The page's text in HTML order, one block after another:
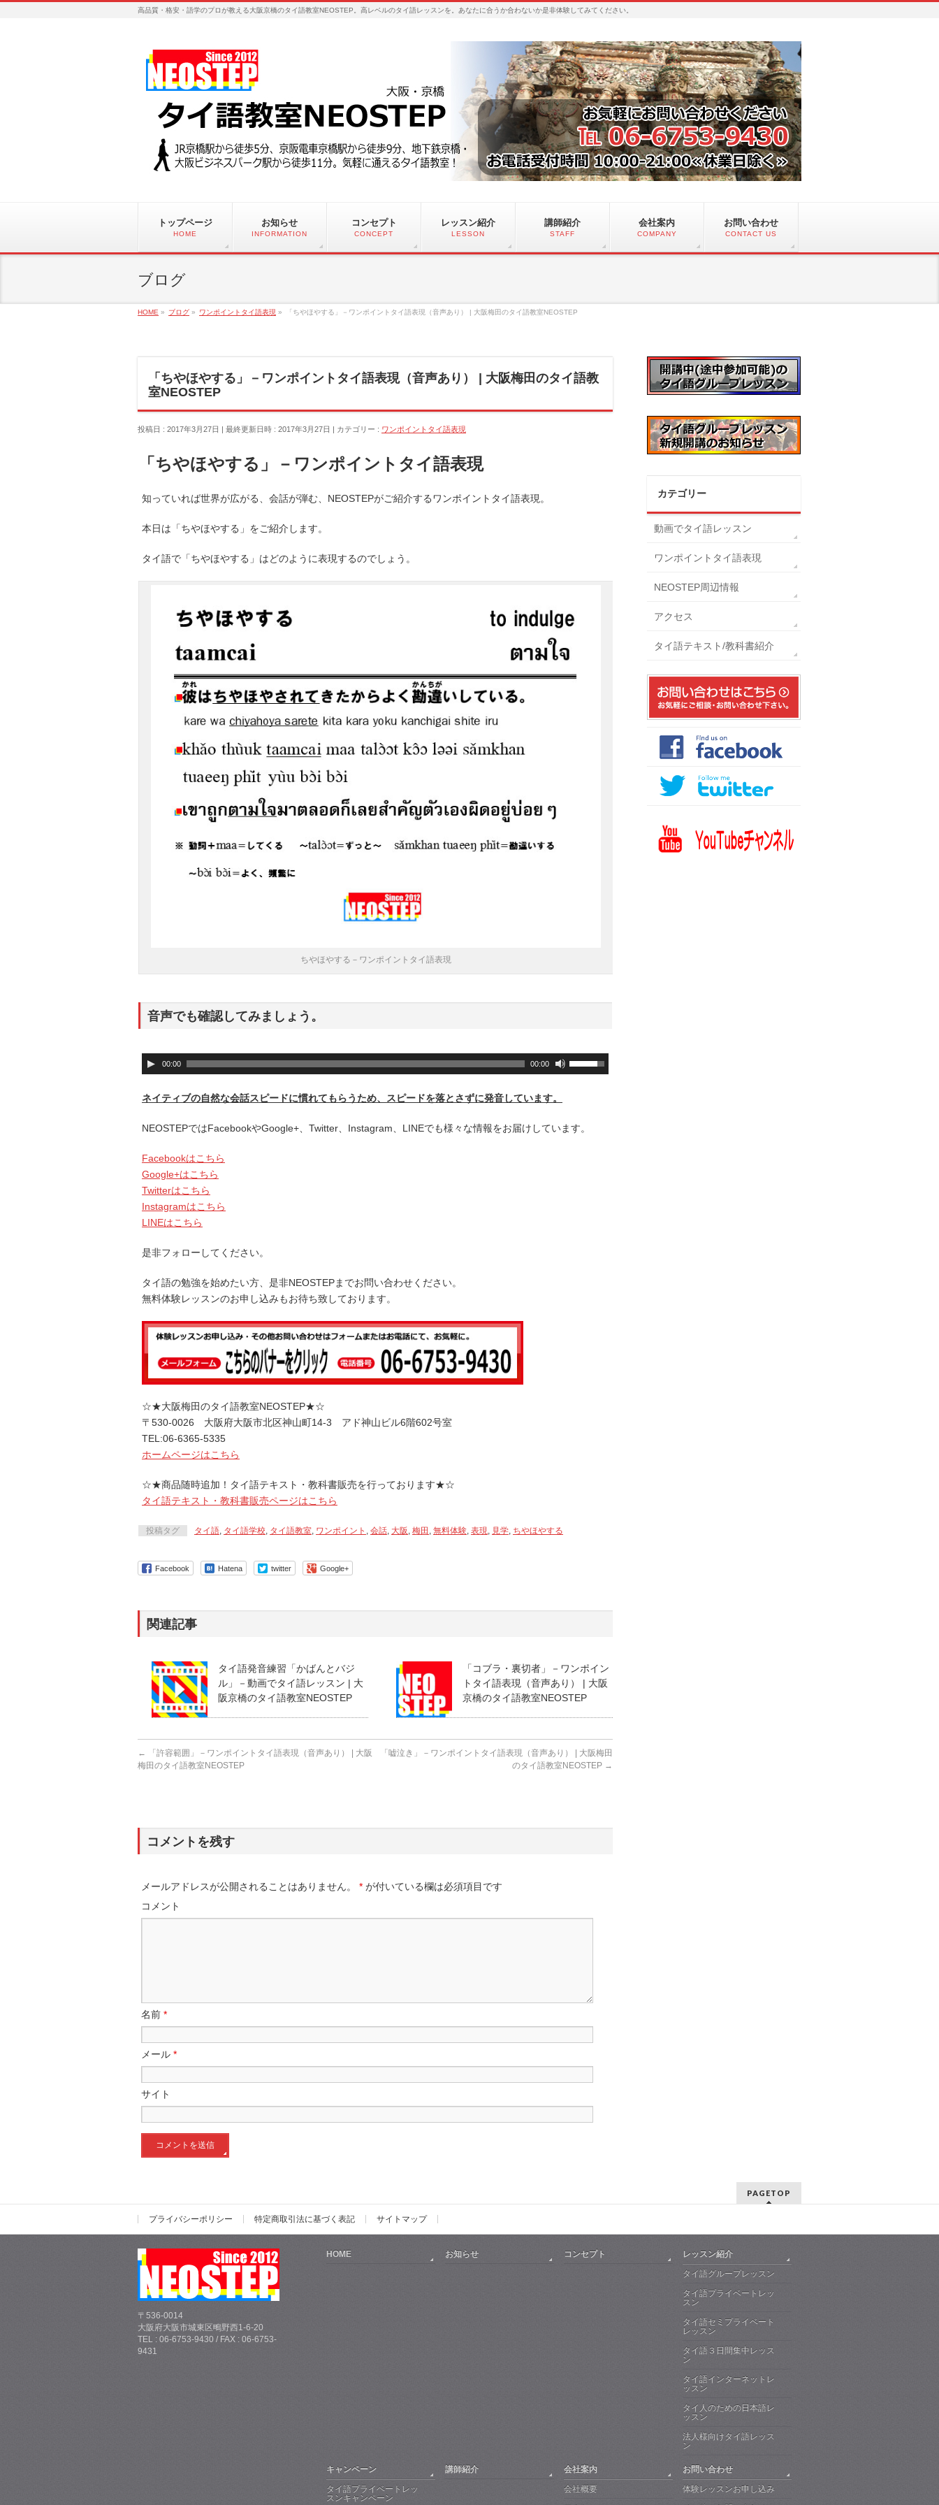
高品質・格安・語学のプロが教える大阪京橋のタイ語教室NEOSTEP。高レベルのタイ語レッスンを。あなたに合うか合わないか是非体験してみてください。
トップページ
HOME
お知らせ
INFORMATION
コンセプト
CONCEPT
レッスン紹介
LESSON
講師紹介
STAFF
会社案内
COMPANY
お問い合わせ
CONTACT US
ブログ
HOME » ブログ » ワンポイントタイ語表現 » 「ちやほやする」－ワンポイントタイ語表現（音声あり） | 大阪梅田のタイ語教室NEOSTEP
「ちやほやする」－ワンポイントタイ語表現（音声あり） | 大阪梅田のタイ語教
室NEOSTEP
投稿日 : 2017年3月27日 最終更新日時 : 2017年3月27日 カテゴリー : ワンポイントタイ語表現
「ちやほやする」－ワンポイントタイ語表現
知っていれば世界が広がる、会話が弾む、NEOSTEPがご紹介するワンポイントタイ語表現。
本日は「ちやほやする」をご紹介します。
タイ語で「ちやほやする」はどのように表現するのでしょう。
ちやほやする－ワンポイントタイ語表現
音声でも確認してみましょう。
音
声
プ
ー
ー
00:00 00:00
ボ
リ
ム
ネイティブの自然な会話スピードに慣れてもらうため、スピードを落とさずに発音しています。
NEOSTEPではFacebookやGoogle+、Twitter、Instagram、LINEでも様々な情報をお届けしています。
Facebookはこちら
Google+はこちら
Twitterはこちら
Instagramはこちら
LINEはこちら
是非フォローしてください。
タイ語の勉強を始めたい方、是非NEOSTEPまでお問い合わせください。
無料体験レッスンのお申し込みもお待ち致しております。
☆★大阪梅田のタイ語教室NEOSTEP★☆
〒530-0026 大阪府大阪市北区神山町14-3 アド神山ビル6階602号室
TEL:06-6365-5335
ホームページはこちら
☆★商品随時追加！タイ語テキスト・教科書販売を行っております★☆
タイ語テキスト・教科書販売ページはこちら
投稿タグ タイ語, タイ語学校, タイ語教室, ワンポイント , 会話, 大阪 , 梅田 , 無料体験, 表現, 見学, ちやほやする
Facebook Hatena twitter Google+
関連記事
タイ語発音練習「かばんとバジ
ル」－動画でタイ語レッスン | 大
阪京橋のタイ語教室NEOSTEP
「コブラ・裏切者」－ワンポイン
トタイ語表現（音声あり） | 大阪
京橋のタイ語教室NEOSTEP
←
「許容範囲」－ワンポイントタイ語表現（音声あり） | 大阪
梅田のタイ語教室NEOSTEP
「嘘泣き」－ワンポイントタイ語表現（音声あり） | 大阪梅田
のタイ語教室NEOSTEP →
コメントを残す
メールアドレスが公開されることはありません。 * が付いている欄は必須項目です
コメント
名前 *
メール *
サイト
カテゴリー
動画でタイ語レッスン
ワンポイントタイ語表現
NEOSTEP周辺情報
アクセス
タイ語テキスト/教科書紹介
PAGETOP
プライバシーポリシー 特定商取引法に基づく表記 サイトマップ
〒536-0014
大阪府大阪市城東区鴫野西1-6-20
TEL : 06-6753-9430 / FAX : 06-6753-
9431
HOME お知らせ コンセプト
レッスン紹介
タイ語グループレッスン
タイ語プライベートレッ
スン
タイ語セミプライベート
レッスン
タイ語３日間集中レッス
ン
タイ語インターネットレ
ッスン
タイ人のための日本語レ
ッスン
法人様向けタイ語レッス
ン
キャンペーン
タイ語プライベートレッ
スンキャンペーン
講師紹介
会社案内
会社概要
お問い合わせ
体験レッスンお申し込み